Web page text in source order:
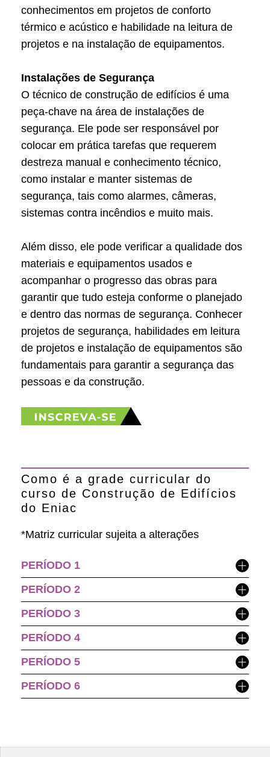
conhecimentos em projetos de conforto
térmico e acústico e habilidade na leitura de
projetos e na instalação de equipamentos.
Instalações de Segurança
O técnico de construção de edifícios é uma
peça-chave na área de instalações de
segurança. Ele pode ser responsável por
colocar em prática tarefas que requerem
destreza manual e conhecimento técnico,
como instalar e manter sistemas de
segurança, tais como alarmes, câmeras,
sistemas contra incêndios e muito mais.
Além disso, ele pode verificar a qualidade dos
materiais e equipamentos usados e
acompanhar o progresso das obras para
garantir que tudo esteja conforme o planejado
e dentro das normas de segurança. Conhecer
projetos de segurança, habilidades em leitura
de projetos e instalação de equipamentos são
fundamentais para garantir a segurança das
pessoas e da construção.
Como é a grade curricular do
curso de Construção de Edifícios
do Eniac
*Matriz curricular sujeita a alterações
PERÍODO 1
PERÍODO 2
PERÍODO 3
PERÍODO 4
PERÍODO 5
PERÍODO 6